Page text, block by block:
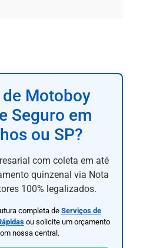
Motoboy
Seguro em
ou SP?
com coleta em até
quinzenal via Nota
100% legalizados.
completa de Serviços de
ou solicite um orçamento
nossa central.